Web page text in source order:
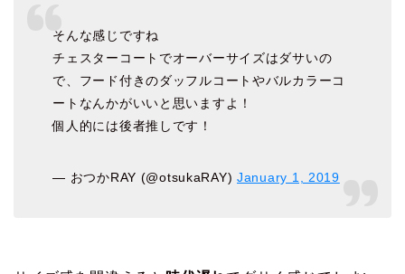
そんな感じですね
チェスターコートでオーバーサイズはダサいの
で、フード付きのダッフルコートやバルカラーコ
ートなんかがいいと思いますよ！
個人的には後者推しです！
— おつかRAY (@otsukaRAY)January 1, 2019